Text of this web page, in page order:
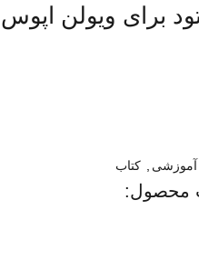
کتاب
محصول: